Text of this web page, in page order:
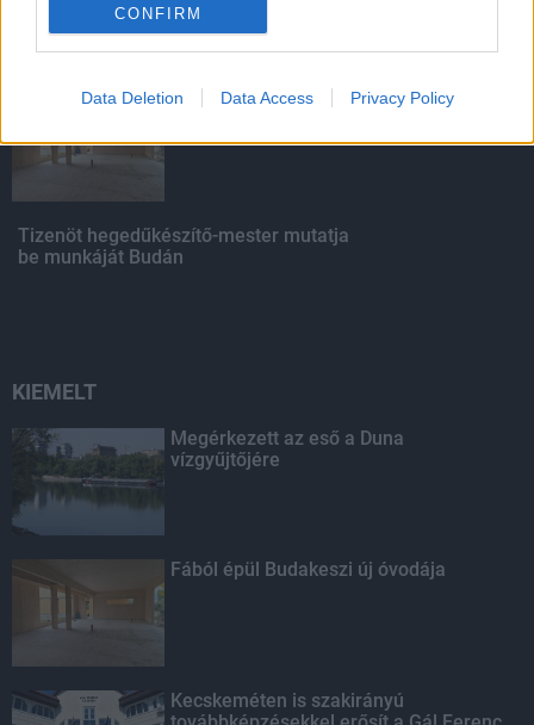
CONFIRM
Data Deletion Data Access Privacy Policy
Fából épül Budakeszi új óvodája
Tizenöt hegedűkészítő-mester mutatja
be munkáját Budán
KIEMELT
Megérkezett az eső a Duna
vízgyűjtőjére
Fából épül Budakeszi új óvodája
Kecskeméten is szakirányú